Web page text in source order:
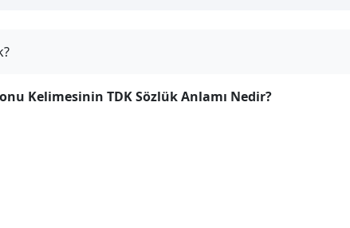
Kelimesinin TDK Sözlük Anlamı Nedir?